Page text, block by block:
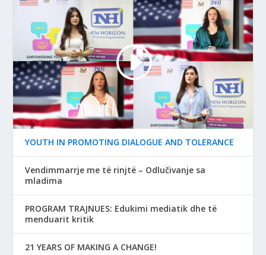
YOUTH IN PROMOTING DIALOGUE AND TOLERANCE
Vendimmarrje me të rinjtë – Odlučivanje sa
mladima
PROGRAM TRAJNUES: Edukimi mediatik dhe të
menduarit kritik
21 YEARS OF MAKING A CHANGE!